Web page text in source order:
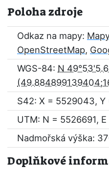
Poloha zdroje
Odkaz na mapy:
OpenStreetMap,
WGS-84: N
S42: X = 5529043,
UTM: N = 5526691,
Nadmořská výška:
Doplňkové